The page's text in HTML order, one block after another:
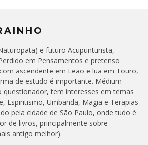
e futuro Acupunturista,
em Pensamentos e pretenso
ascendente em Leão e lua em Touro,
de estudo é importante. Médium
questionador, tem interesses em temas
Espiritismo, Umbanda, Magia e Terapias
pela cidade de São Paulo, onde tudo é
de livros, principalmente sobre
antigo melhor).